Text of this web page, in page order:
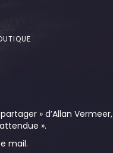
» d’Allan Vermeer,
».
mail.